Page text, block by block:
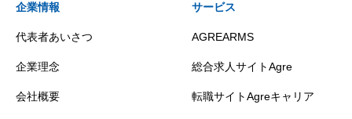
企業情報
代表者あいさつ
企業理念
会社概要
サービス
AGREARMS
総合求人サイトAgre
転職サイトAgreキャリア